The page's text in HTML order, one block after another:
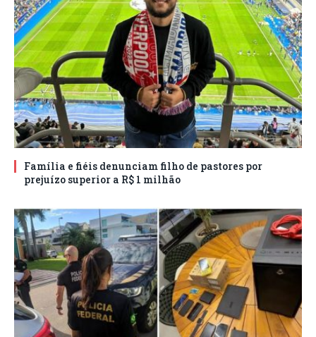
Família e fiéis denunciam filho de pastores por
prejuízo superior a R$ 1 milhão